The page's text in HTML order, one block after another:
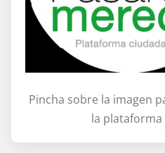
Pincha sobre la imagen
la plataforma